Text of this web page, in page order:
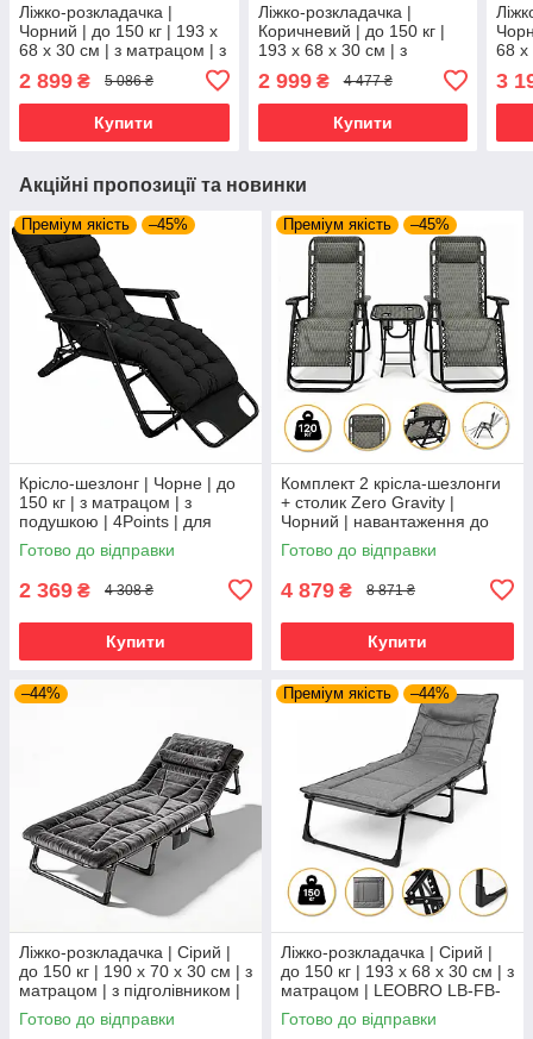
Ліжко-розкладачка |
Чорний | до 150 кг | 193 х
68 х 30 см | з матрацом | з
підголівником | LEOBRO
LB-FB-A2-STR | для дому,
дачі та
2 899 ₴ 5 086 ₴
Купити
Ліжко-розкладачка |
Коричневий | до 150 кг |
193 х 68 х 30 см | з
підголівником | LEOBRO
LB-FB-A1-BRN | для дому,
2 999₴ 4 477 ₴
Купити
68 х
LB-
дачі
3
Акційні пропозиції та новинки
Преміум якість –45%
Крісло-шезлонг | Чорне | до
150 кг | з матрацом | з
подушкою | 4Points | для
дому, дачі та відпочинку
Готово до відправки
2 369 ₴ 4 308 ₴
Купити
Преміум якість –45%
Комплект 2 крісла-шезлонги
+ столик Zero Gravity |
Чорний | навантаження до
120 кг | 2 крісла + столик |
LEOBRO LB-ZGT-F3-PLD |
Готово до відправки
4 879 ₴ 8 871 ₴
Купити
–44%
Ліжко-розкладачка | Сірий |
до 150 кг | 190 х 70 х 30 см | з
матрацом | з підголівником |
WCG FB-S26-PV | для дому,
дачі та
Готово до відправки
Преміум якість –44%
Ліжко-розкладачка | Сірий |
до 150 кг | 193 х 68 х 30 см | з
матрацом | LEOBRO LB-FB-
S1-GRY | для дому, дачі та
кемпінгу
Готово до відправки